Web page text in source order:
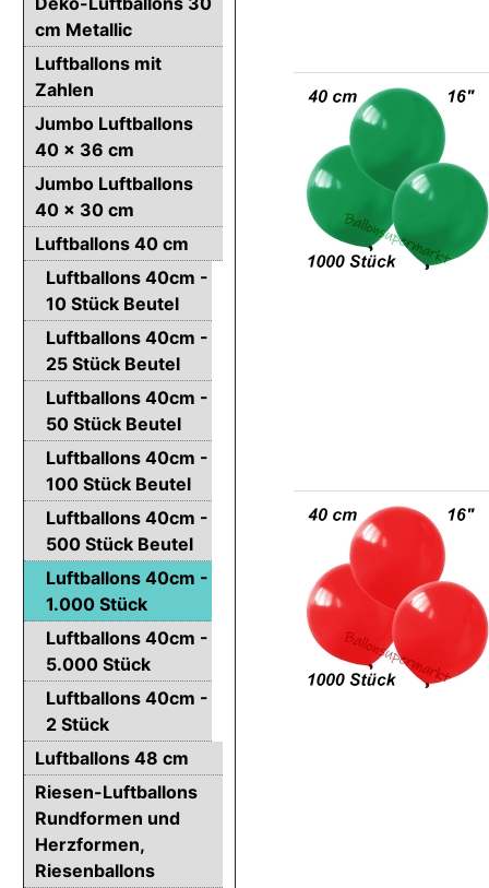
cm Metallic
Luftballons mit
Zahlen
Jumbo Luftballons
40 x 36 cm
Jumbo Luftballons
40 x 30 cm
Luftballons 40 cm
Luftballons 40cm -
10 Stück Beutel
Luftballons 40cm -
25 Stück Beutel
Luftballons 40cm -
50 Stück Beutel
Luftballons 40cm -
100 Stück Beutel
Luftballons 40cm -
500 Stück Beutel
Luftballons 40cm -
1.000 Stück
Luftballons 40cm -
5.000 Stück
Luftballons 40cm -
2 Stück
Luftballons 48 cm
Riesen-Luftballons
Rundformen und
Herzformen,
Riesenballons